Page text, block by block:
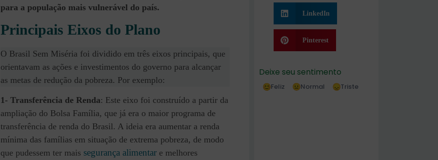
para a população mais vulnerável do país.
Principais Eixos do Plano
O Brasil Sem Miséria foi dividido em três eixos principais, que
orientavam as ações e investimentos do governo para alcançar
as metas de redução da pobreza. Por exemplo:
1- Transferência de Renda: Este eixo foi construído a partir da
ampliação do Bolsa Família, que já era o maior programa de
transferência de renda do Brasil. A ideia era aumentar a renda
mínima das famílias em situação de extrema pobreza, de modo
que pudessem ter mais segurança alimentar e melhores
LinkedIn
Pinterest
Deixe seu sentimento
Feliz Normal Triste